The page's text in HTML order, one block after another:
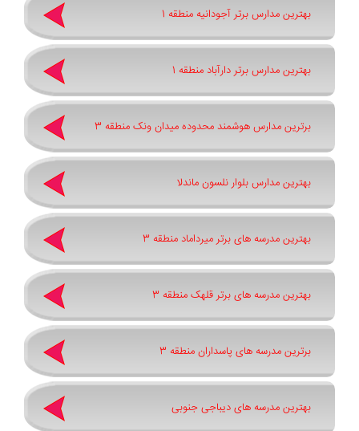
بهترین مدارس برتر آجودانیه منطقه 1
بهترین مدارس برتر دارآباد منطقه 1
برترین مدارس هوشمند محدوده میدان ونک منطقه 3
بهترین مدارس بلوار نلسون ماندلا
بهترین مدرسه های برتر میرداماد منطقه 3
بهترین مدرسه های برتر قلهک منطقه 3
برترین مدرسه های پاسداران منطقه 3
بهترین مدرسه های دیباجی جنوبی